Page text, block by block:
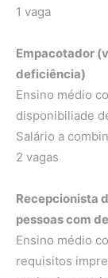
1 vaga
Empacotador
deficiência)
Ensino médio
disponibiliade
Salário a
2 vagas
Recepcionista
pessoas com
Ensino médio
requisitos